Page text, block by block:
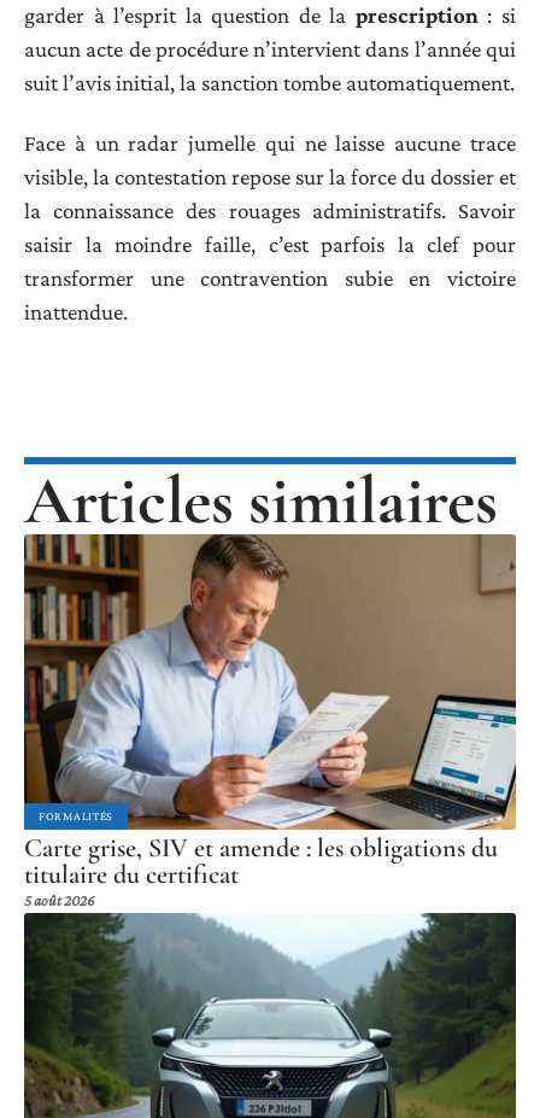
garder à l’esprit la question de la prescription : si
aucun acte de procédure n’intervient dans l’année qui
suit l’avis initial, la sanction tombe automatiquement.
Face à un radar jumelle qui ne laisse aucune trace
visible, la contestation repose sur la force du dossier et
la connaissance des rouages administratifs. Savoir
saisir la moindre faille, c’est parfois la clef pour
transformer une contravention subie en victoire
inattendue.
Articles similaires
FORMALITÉS
Carte grise, SIV et amende : les obligations du
titulaire du certificat
5 août 2026